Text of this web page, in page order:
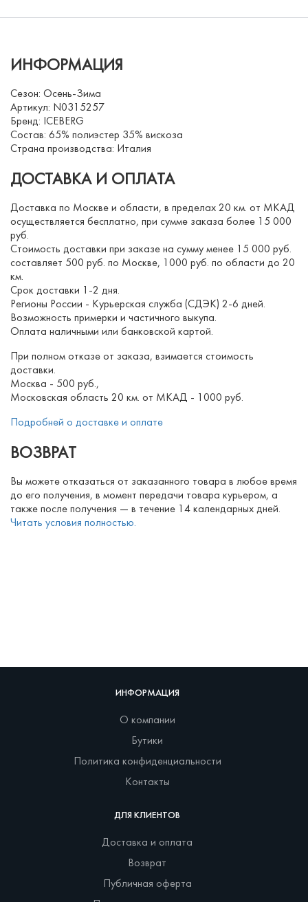
ИНФОРМАЦИЯ
Сезон: Осень-Зима
Артикул: N0315257
Бренд: ICEBERG
Состав: 65% полиэстер 35% вискоза
Страна производства: Италия
ДОСТАВКА И ОПЛАТА
Доставка по Москве и области, в пределах 20 км. от МКАД
осуществляется бесплатно, при сумме заказа более 15 000
руб.
Стоимость доставки при заказе на сумму менее 15 000 руб.
составляет 500 руб. по Москве, 1000 руб. по области до 20
км.
Срок доставки 1-2 дня.
Регионы России - Курьерская служба (СДЭК) 2-6 дней.
Возможность примерки и частичного выкупа.
Оплата наличными или банковской картой.
При полном отказе от заказа, взимается стоимость
доставки.
Москва - 500 руб.,
Московская область 20 км. от МКАД - 1000 руб.
Подробней о доставке и оплате
ВОЗВРАТ
Вы можете отказаться от заказанного товара в любое время
до его получения, в момент передачи товара курьером, а
также после получения — в течение 14 календарных дней.
Читать условия полностью.
ИНФОРМАЦИЯ
О компании
Бутики
Политика конфиденциальности
Контакты
ДЛЯ КЛИЕНТОВ
Доставка и оплата
Возврат
Публичная оферта